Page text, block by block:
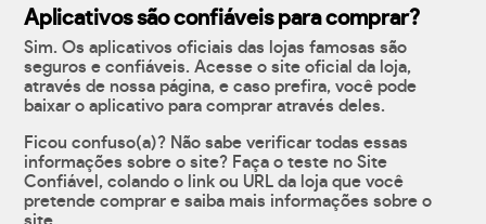
Aplicativos são confiáveis para comprar?
Sim. Os aplicativos oficiais das lojas famosas são
seguros e confiáveis. Acesse o site oficial da loja,
através de nossa página, e caso prefira, você pode
baixar o aplicativo para comprar através deles.
Ficou confuso(a)? Não sabe verificar todas essas
informações sobre o site? Faça o teste no Site
Confiável, colando o link ou URL da loja que você
pretende comprar e saiba mais informações sobre o